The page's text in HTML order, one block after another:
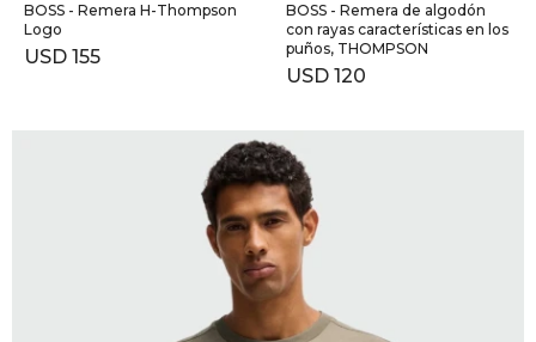
BOSS - Remera H-Thompson
Logo
USD 155
BOSS - Remera de algodón
con rayas características en los
puños, THOMPSON
USD 120